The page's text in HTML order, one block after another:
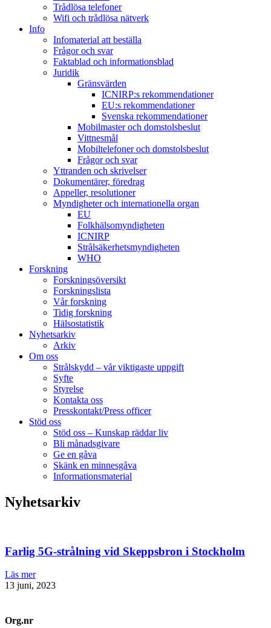
Trådlösa telefoner
Wifi och trådlösa nätverk
Info
Infomaterial att beställa
Frågor och svar
Faktablad och informationsblad
Juridik
Gränsvärden
ICNIRP:s rekommendationer
EU:s rekommendationer
Svenska rekommendationer
Mobilmaster och domstolsbeslut
Vittnesmål
Mobiltelefoner och domstolsbeslut
Frågor och svar
Yttranden och skrivelser
Dokumentärer, föredrag
Appeller, resolutioner
Myndigheter och internationella organ
EU
Folkhälsomyndigheten
ICNIRP
Strålsäkerhetsmyndigheten
WHO
Forskning
Forskningsöversikt
Forskningslista
Vår forskning
Tidig forskning
Hälsostatistik
Nyhetsarkiv
Arkiv
Om oss
Strålskydd – vår viktigaste uppgift
Syfte
Styrelse
Kontakta oss
Presskontakt/Press officer
Stöd oss
Stöd oss – Kunskap räddar liv
Bli månadsgivare
Ge en gåva
Skänk en minnesgåva
Informationsmaterial
Nyhetsarkiv
Farlig 5G-strålning vid Skeppsbron i Stockholm
Läs mer
13 juni, 2023
Org.nr